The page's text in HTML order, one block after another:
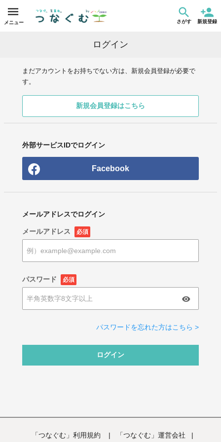
メニュー さがす 新規登録
ログイン
まだアカウントをお持ちでない方は、新規会員登録が必要で
す。
新規会員登録はこちら
外部サービスIDでログイン
Facebook
メールアドレスでログイン
メールアドレス 必須
パスワード 必須
パスワードを忘れた方はこちら >
ログイン
「つなぐむ」利用規約 | 「つなぐむ」運営会社 |